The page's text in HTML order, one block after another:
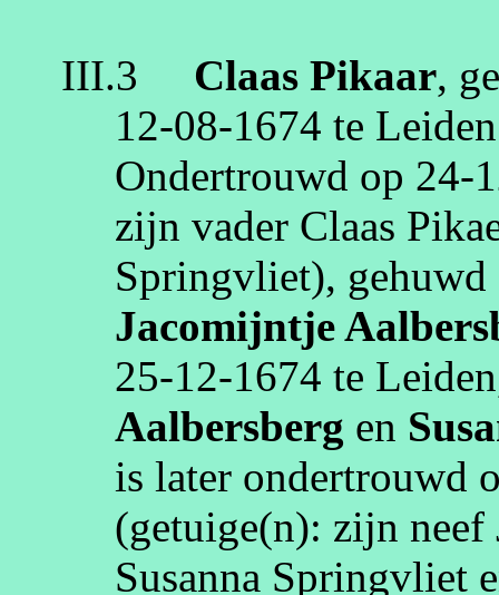
III.3 Claas Pikaar,
12‑08‑1674 te Leiden
Ondertrouwd op
zijn vader Claas
Springvliet),
Jacomijntje
25‑12‑1674 te Leiden
Aalbersberg en
is later ondertrouwd
(getuige(n): zijn neef
Susanna Springvliet